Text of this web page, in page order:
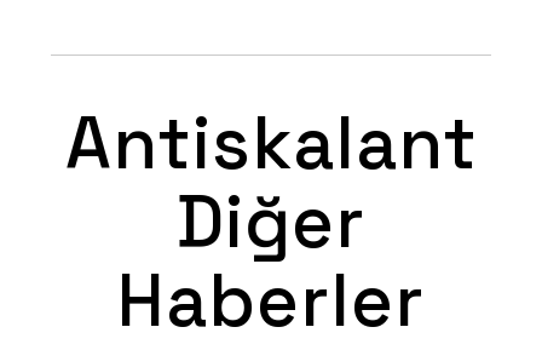
Antiskalant
Diğer
Haberler